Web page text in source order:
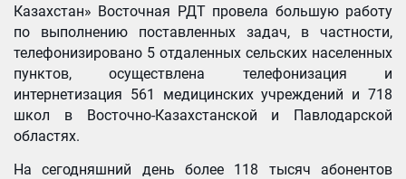
Казахстан» Восточная РДТ провела большую работу
по выполнению поставленных задач, в частности,
телефонизировано 5 отдаленных сельских населенных
пунктов, осуществлена телефонизация и
интернетизация 561 медицинских учреждений и 718
школ в Восточно-Казахстанской и Павлодарской
областях.
На сегодняшний день более 118 тысяч абонентов